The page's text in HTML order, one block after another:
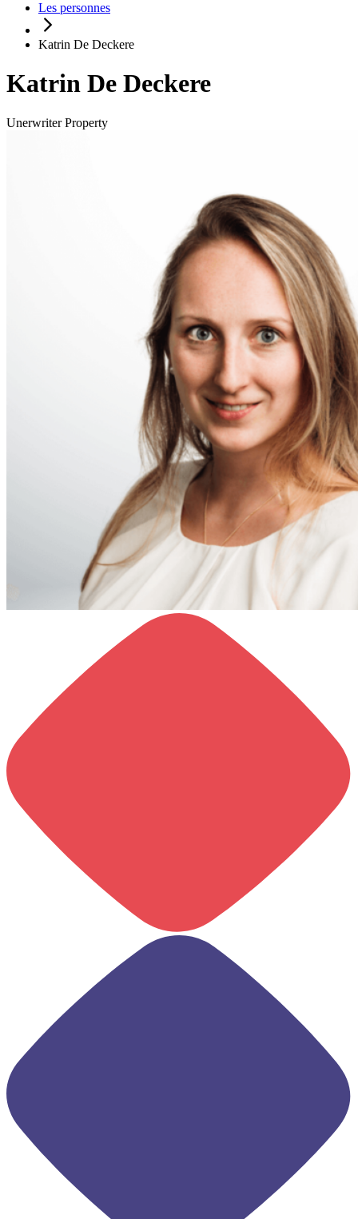
Les personnes
Katrin De Deckere
Katrin De Deckere
Unerwriter Property